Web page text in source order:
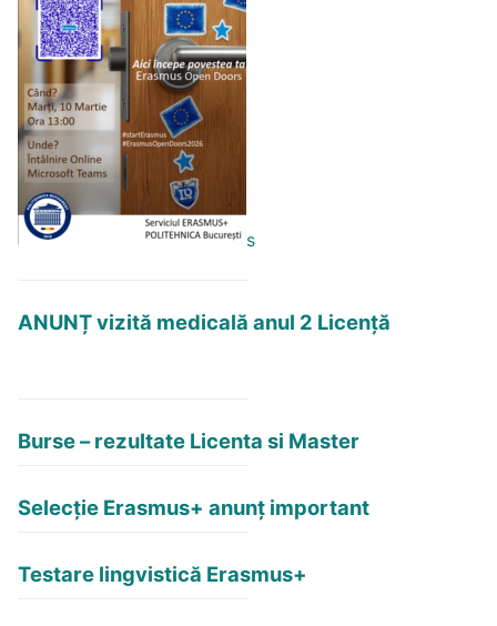
s
ANUNȚ vizită medicală anul 2 Licență
Burse – rezultate Licenta si Master
Selecție Erasmus+ anunț important
Testare lingvistică Erasmus+